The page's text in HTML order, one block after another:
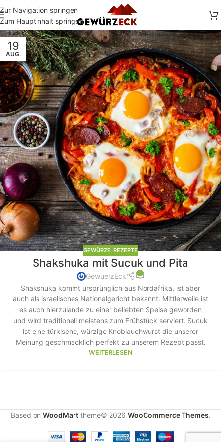
Zur Navigation springen
Zum Hauptinhalt springen
19
AUG.
GEWÜRZE REZEPTE
Shakshuka mit Sucuk und Pita
GewuerzEck 1
Shakshuka kommt ursprünglich aus Nordafrika, ist aber
auch als israelisches Nationalgericht bekannt. Mittlerweile ist
es auch hierzulande zu einer beliebten Speise geworden
und wird traditionell meistens zum Frühstück serviert. Sucuk
ist eine türkische, würzige Knoblauchwurst die unserer
Meinung geschmacklich perfekt zu unserem Rezept passt.
WEITERLESEN
Based on WoodMarttheme© 2026 WooCommerce Themes.